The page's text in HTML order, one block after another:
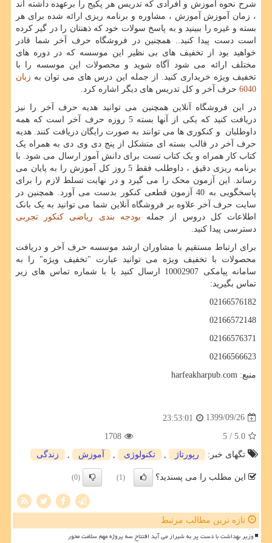
شرح نحوه آموزش و افرادی که تدریس هر پکیج را برعهده داشته اند
، زمان آموزش آموزش ، مشاوره و برنامه ریزی ارائه شده برای هر
بسته و غیره را ببینید و به پاسخ سولات خود که ذهنتان را در گیر کرده
است دست پیدا کنید.. همچنین در فروشگاه حرف آخر شما قادر
خواهید بود از تخفیف های بی نظیر این موسسه که در دوره های
مختلف ارائه می شود آگاه شوید و محصولات این موسسه را با
تخفیف ویژه خریداری کنید. از جمله این درس های می توان به زبان
6040 حرف آخر و کل تدریس های دیگر اشاره کرد.
در این فروشگاه آنلاین همچنین می توانید هدیه حرف آخر را نیز
دریافت کنید که یکی از آنها بسته 5 روزه حرف آخر است که همه
داوطلبان و کنکوری ها می توانند به صورت رایگان دریافت کنند. هدیه
حرف آخر در قالب بسته ای متشکل از پنج دی وی دی به همراه یک
کتاب کار همراه و یک کتاب تست برای دانش آموز ارسال می شود. با
برنامه ریزی دقیق ، داوطلب فقط 5 روز کل آموزش را به پایان می
رساند. این آزمون محک را می گیرد و در نهایت تسلط لازم را برای
پاسخگویی به 40 آزمون قطعی کنکور بدست می آورد. همچنین در
سایت حرف آخر علاوه بر فروشگاه آنلاین شما می توانید به یک بانک
اطلاعات کل دروس از جمله بودجه بندی ریاضی کنکور تجربی
دسترسی پیدا کنید.
برای ارتباط مستقیم با مشاوران ارشد موسسه حرف آخر و دریافت
محصولات با تخفیف ویژه می توانید عبارت "تخفیف ویژه" را به
سامانه پیامکی 10002907 ارسال کنید یا با شماره تماس های زیر
تماس بگیرید:
02166576182
02166572148
02166576371
02166566623
منبع: harfeakharpub.com
1399/09/26
23:53:01
5.0
/ 5
1708
تگهای خبر:
رپورتاژ تكنولوژی آموزش زندگی
این مطلب را می پسندید؟ (1)
(0)
تازه ترین مطالب مرتبط
وزیر بهداشت با دست پر به شیراز می آید افتتاح سه پروژه مهم سلامت محور